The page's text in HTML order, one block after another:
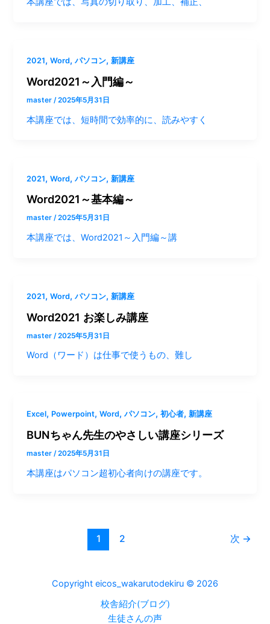
2021,Word,パソコン,新講座
Word2021～入門編～
master /2025年5月31日
本講座では、短時間で効率的に、読みやすく
2021,Word,パソコン,新講座
Word2021～基本編～
master/2025年5月31日
本講座では、Word2021～入門編～講
2021,Word,パソコン,新講座
Word2021 お楽しみ講座
master /2025年5月31日
Word（ワード）は仕事で使うもの、難し
Excel, Powerpoint,Word,パソコン,初心者,新講座
BUNちゃん先生のやさしい講座シリーズ
master/2025年5月31日
本講座はパソコン超初心者向けの講座です。
1 2 次 →
Copyright eicos_wakarutodekiru © 2026
校舎紹介(ブログ)
生徒さんの声